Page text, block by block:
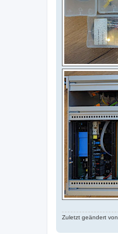
Zuletzt geändert von